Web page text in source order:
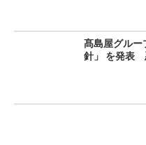
髙島屋グルー
針」 を発表